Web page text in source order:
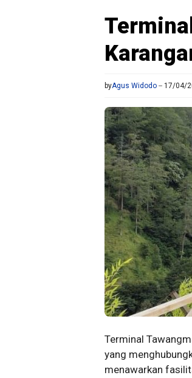
byAgus Widodo 17/04/
Terminal
yang
menawarkan